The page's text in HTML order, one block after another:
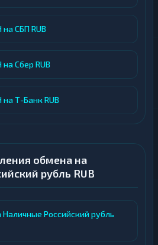
СБП RUB
Сбер RUB
Т-Банк RUB
обмена на
рубль RUB
Российский рубль